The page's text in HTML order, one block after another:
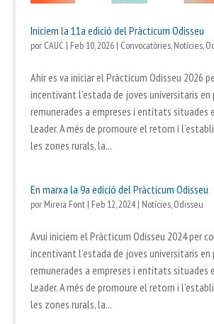
Iniciem la 11a edició del Pràcticum Odisseu
por CAUC | Feb 10, 2026| Convocatòries,Notícies,
Ahir es va iniciar el Pràcticum Odisseu 2026
incentivant l’estada de joves universitaris en
remunerades a empreses i entitats situades
Leader. A més de promoure el retorn i
les zones rurals, la...
En marxa la 9a edició del Pràcticum Odisseu
por Mireia Font| Feb 12, 2024| Notícies,Odisseu
Avui iniciem el Pràcticum Odisseu 2024 per
incentivant l’estada de joves universitaris en
remunerades a empreses i entitats situades
Leader. A més de promoure el retorn i
les zones rurals, la...